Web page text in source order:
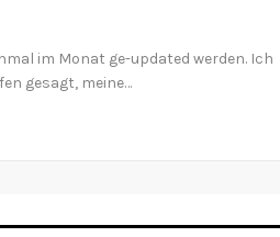
im Monat ge-updated werden. Ich
gesagt, meine…